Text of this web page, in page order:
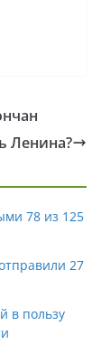
Ленина?
78 из 125
27
в пользу